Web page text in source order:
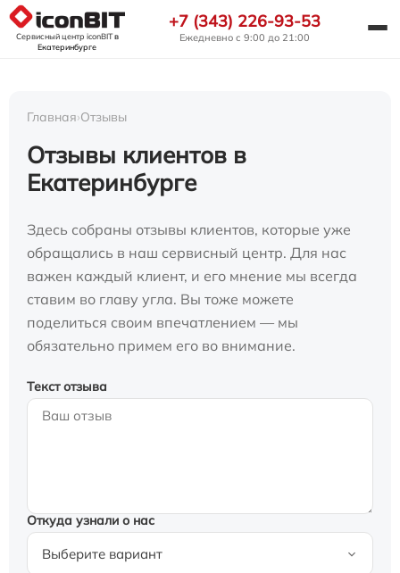
Сервисный центр iconBITв
Екатеринбурге
+7 (343) 226-93-53
Ежедневно с 9:00 до 21:00
Главная›Отзывы
Отзывы клиентов в
Екатеринбурге
Здесь собраны отзывы клиентов, которые уже
обращались в наш сервисный центр. Для нас
важен каждый клиент, и его мнение мы всегда
ставим во главу угла. Вы тоже можете
поделиться своим впечатлением — мы
обязательно примем его во внимание.
Текст отзыва
Откуда узнали о нас